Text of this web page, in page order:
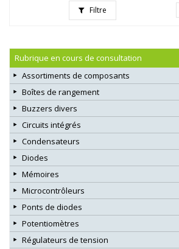
Filtre
Rubrique en cours de consultation
Assortiments de composants
Boîtes de rangement
Buzzers divers
Circuits intégrés
Condensateurs
Diodes
Mémoires
Microcontrôleurs
Ponts de diodes
Potentiomètres
Régulateurs de tension